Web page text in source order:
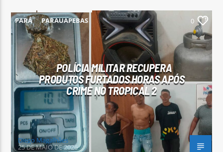
PARÁ PARAUAPEBAS 0
POLÍCIA MILITAR RECUPERA
PRODUTOS FURTADOS HORAS APÓS
CRIME NO TROPICAL 2
Diego Magalhães
25 DE MAIO DE 2026